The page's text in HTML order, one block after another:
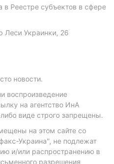
Реестре субъектов в сфере
Леси Украинки, 26
новости.
воспроизведение
на агентство ИнА
виде строго запрещены.
на этом сайте со
Украина", не подлежат
и/или распространению в
разрешения